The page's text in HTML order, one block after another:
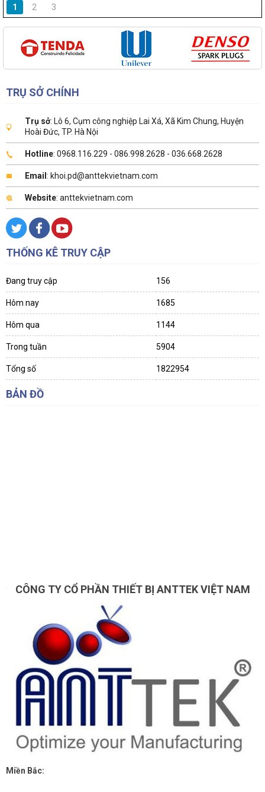
1 2 3
TRỤ SỞ CHÍNH
Trụ sở: Lô 6, Cụm công nghiệp Lai Xá, Xã Kim Chung, Huyện
Hoài Đức, TP. Hà Nội
Hotline: 0968.116.229 - 086.998.2628 - 036.668.2628
Email : khoi.pd@anttekvietnam.com
Website: anttekvietnam.com
THỐNG KÊ TRUY CẬP
Đang truy cập 156
Hôm nay 1685
Hôm qua 1144
Trong tuần 5904
Tổng số 1822954
BẢN ĐỒ
CÔNG TY CỔ PHẦN THIẾT BỊ ANTTEK VIỆT NAM
Miền Bắc: